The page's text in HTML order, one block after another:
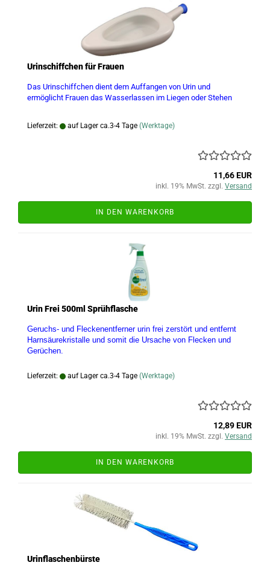
Urinschiffchen für Frauen
Das Urinschiffchen dient dem Auffangen von Urin und
ermöglicht Frauen das Wasserlassen im Liegen oder Stehen
Lieferzeit: auf Lager ca.3-4 Tage (Werktage)
11,66 EUR
inkl. 19% MwSt. zzgl. Versand
IN DEN WARENKORB
Urin Frei 500ml Sprühflasche
Geruchs- und Fleckenentferner urin frei zerstört und entfernt
Harnsäurekristalle und somit die Ursache von Flecken und
Gerüchen.
Lieferzeit: auf Lager ca.3-4 Tage (Werktage)
12,89 EUR
inkl. 19% MwSt. zzgl. Versand
IN DEN WARENKORB
Urinflaschenbürste